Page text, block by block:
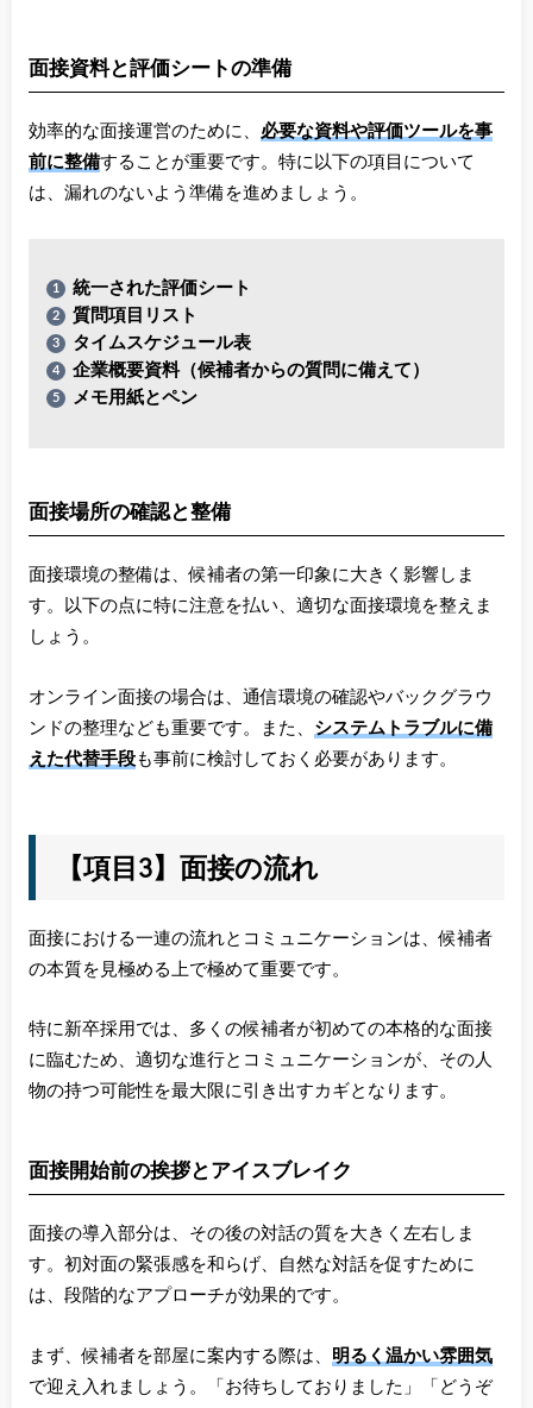
面接資料と評価シートの準備
効率的な面接運営のために、 必要な資料や評価ツールを事
前に整備することが重要です。特に以下の項目について
は、漏れのないよう準備を進めましょう。
統一された評価シート
質問項目リスト
タイムスケジュール表
企業概要資料（候補者からの質問に備えて）
メモ用紙とペン
面接場所の確認と整備
面接環境の整備は、候補者の第一印象に大きく影響しま
す。以下の点に特に注意を払い、適切な面接環境を整えま
しょう。
オンライン面接の場合は、通信環境の確認やバックグラウ
ンドの整理なども重要です。また、 システムトラブルに備
えた代替手段も事前に検討しておく必要があります。
【項目3】面接の流れ
面接における一連の流れとコミュニケーションは、候補者
の本質を見極める上で極めて重要です。
特に新卒採用では、多くの候補者が初めての本格的な面接
に臨むため、適切な進行とコミュニケーションが、その人
物の持つ可能性を最大限に引き出すカギとなります。
面接開始前の挨拶とアイスブレイク
面接の導入部分は、その後の対話の質を大きく左右しま
す。初対面の緊張感を和らげ、自然な対話を促すために
は、段階的なアプローチが効果的です。
まず、候補者を部屋に案内する際は、 明るく温かい雰囲気
で迎え入れましょう。「お待ちしておりました」「どうぞ